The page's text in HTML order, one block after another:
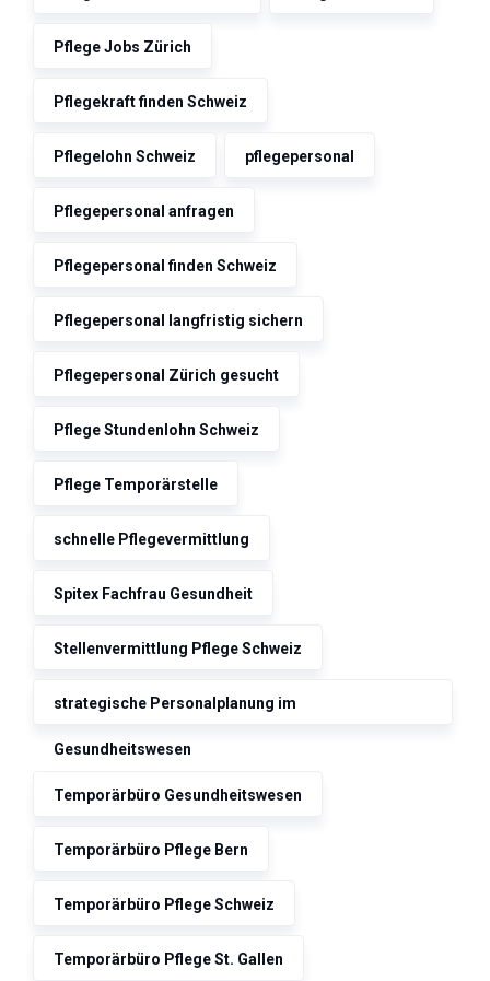
Pflege Jobs Zürich
Pflegekraft finden Schweiz
Pflegelohn Schweiz pflegepersonal
Pflegepersonal anfragen
Pflegepersonal finden Schweiz
Pflegepersonal langfristig sichern
Pflegepersonal Zürich gesucht
Pflege Stundenlohn Schweiz
Pflege Temporärstelle
schnelle Pflegevermittlung
Spitex Fachfrau Gesundheit
Stellenvermittlung Pflege Schweiz
strategische Personalplanung im
Gesundheitswesen
Temporärbüro Gesundheitswesen
Temporärbüro Pflege Bern
Temporärbüro Pflege Schweiz
Temporärbüro Pflege St. Gallen